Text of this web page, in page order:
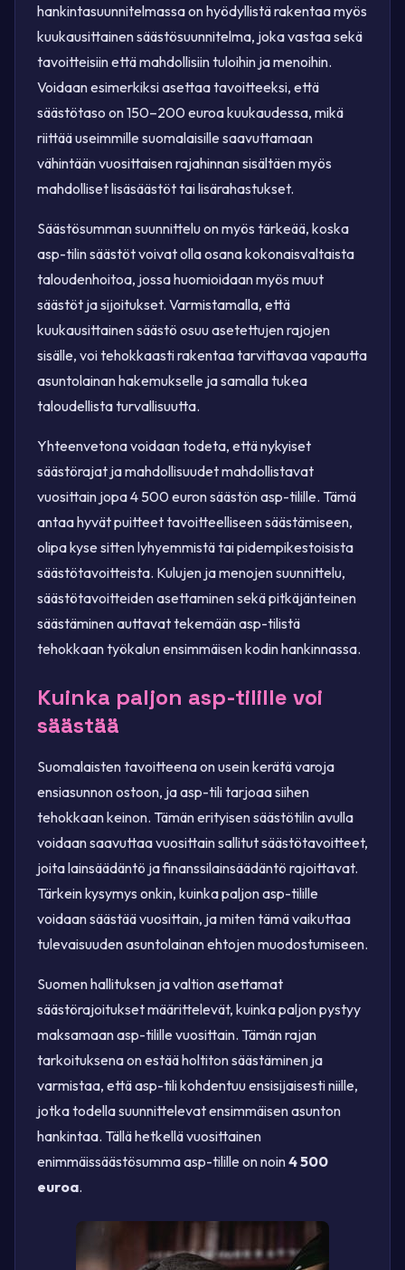
hankintasuunnitelmassa on hyödyllistä rakentaa myös
kuukausittainen säästösuunnitelma, joka vastaa sekä
tavoitteisiin että mahdollisiin tuloihin ja menoihin.
Voidaan esimerkiksi asettaa tavoitteeksi, että
säästötaso on 150–200 euroa kuukaudessa, mikä
riittää useimmille suomalaisille saavuttamaan
vähintään vuosittaisen rajahinnan sisältäen myös
mahdolliset lisäsäästöt tai lisärahastukset.
Säästösumman suunnittelu on myös tärkeää, koska
asp-tilin säästöt voivat olla osana kokonaisvaltaista
taloudenhoitoa, jossa huomioidaan myös muut
säästöt ja sijoitukset. Varmistamalla, että
kuukausittainen säästö osuu asetettujen rajojen
sisälle, voi tehokkaasti rakentaa tarvittavaa vapautta
asuntolainan hakemukselle ja samalla tukea
taloudellista turvallisuutta.
Yhteenvetona voidaan todeta, että nykyiset
säästörajat ja mahdollisuudet mahdollistavat
vuosittain jopa 4 500 euron säästön asp-tilille. Tämä
antaa hyvät puitteet tavoitteelliseen säästämiseen,
olipa kyse sitten lyhyemmistä tai pidempikestoisista
säästötavoitteista. Kulujen ja menojen suunnittelu,
säästötavoitteiden asettaminen sekä pitkäjänteinen
säästäminen auttavat tekemään asp-tilistä
tehokkaan työkalun ensimmäisen kodin hankinnassa.
Kuinka paljon asp-tilille voi
säästää
Suomalaisten tavoitteena on usein kerätä varoja
ensiasunnon ostoon, ja asp-tili tarjoaa siihen
tehokkaan keinon. Tämän erityisen säästötilin avulla
voidaan saavuttaa vuosittain sallitut säästötavoitteet,
joita lainsäädäntö ja finanssilainsäädäntö rajoittavat.
Tärkein kysymys onkin, kuinka paljon asp-tilille
voidaan säästää vuosittain, ja miten tämä vaikuttaa
tulevaisuuden asuntolainan ehtojen muodostumiseen.
Suomen hallituksen ja valtion asettamat
säästörajoitukset määrittelevät, kuinka paljon pystyy
maksamaan asp-tilille vuosittain. Tämän rajan
tarkoituksena on estää holtiton säästäminen ja
varmistaa, että asp-tili kohdentuu ensisijaisesti niille,
jotka todella suunnittelevat ensimmäisen asunton
hankintaa. Tällä hetkellä vuosittainen
enimmäissäästösumma asp-tilille on noin4 500
euroa.